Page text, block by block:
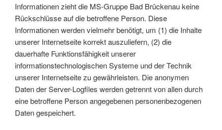
Informationen zieht die MS-Gruppe Bad Brückenau keine
Rückschlüsse auf die betroffene Person. Diese
Informationen werden vielmehr benötigt, um (1) die Inhalte
unserer Internetseite korrekt auszuliefern, (2) die
dauerhafte Funktionsfähigkeit unserer
informationstechnologischen Systeme und der Technik
unserer Internetseite zu gewährleisten. Die anonymen
Daten der Server-Logfiles werden getrennt von allen durch
eine betroffene Person angegebenen personenbezogenen
Daten gespeichert.